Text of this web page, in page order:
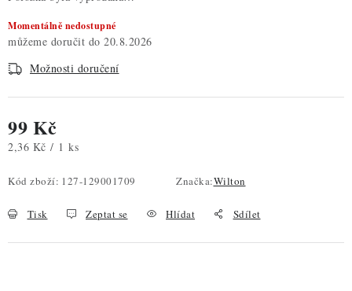
Podmínky ochrany osobních údajů
Momentálně nedostupné
20.8.2026
Možnosti doručení
99 Kč
Měrná cena:
2,36 Kč / 1 ks
Kód zboží: 127-129001709 Značka:Wilton
Tisk Zeptat se Hlídat Sdílet